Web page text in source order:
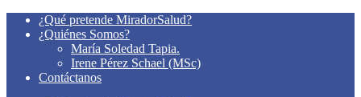
¿Qué pretende MiradorSalud?
¿Quiénes Somos?
María Soledad Tapia.
Irene Pérez Schael (MSc)
Contáctanos